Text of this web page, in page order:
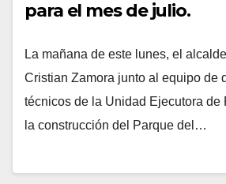
para el mes de julio.
La mañana de este lunes, el
Cristian Zamora junto al equipo de
técnicos de la Unidad Ejecutora de
la construcción del Parque del…